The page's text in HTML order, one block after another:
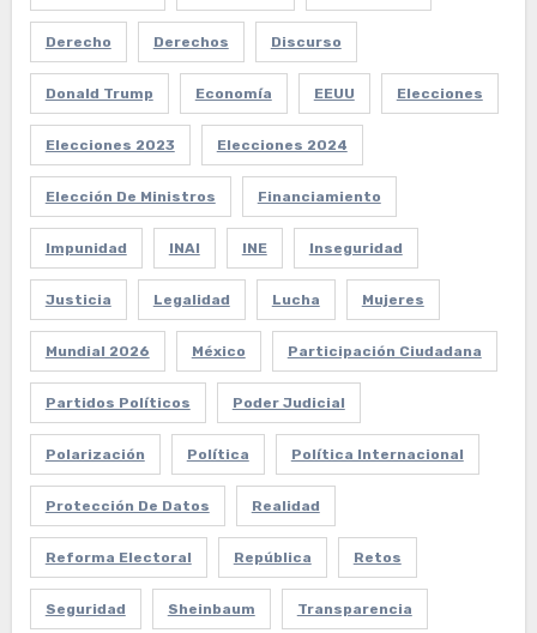
Derecho Derechos Discurso
Donald Trump Economía EEUU Elecciones
Elecciones 2023 Elecciones 2024
Elección De Ministros Financiamiento
Impunidad INAI INE Inseguridad
Justicia Legalidad Lucha Mujeres
Mundial 2026 México Participación Ciudadana
Partidos Políticos Poder Judicial
Polarización Política Política Internacional
Protección De Datos Realidad
Reforma Electoral República Retos
Seguridad Sheinbaum Transparencia